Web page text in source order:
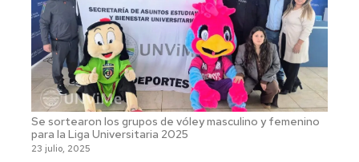
Se sortearon los grupos de vóley masculino y femenino
para la Liga Universitaria 2025
23 julio, 2025